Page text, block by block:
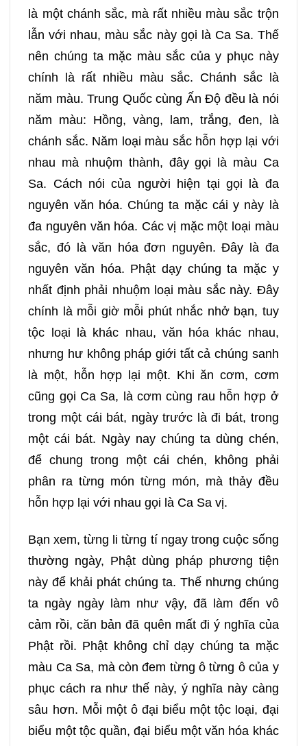
là một chánh sắc, mà rất nhiều màu sắc trộn
lẫn với nhau, màu sắc này gọi là Ca Sa. Thế
nên chúng ta mặc màu sắc của y phục này
chính là rất nhiều màu sắc. Chánh sắc là
năm màu. Trung Quốc cùng Ấn Độ đều là nói
năm màu: Hồng, vàng, lam, trắng, đen, là
chánh sắc. Năm loại màu sắc hỗn hợp lại với
nhau mà nhuộm thành, đây gọi là màu Ca
Sa. Cách nói của người hiện tại gọi là đa
nguyên văn hóa. Chúng ta mặc cái y này là
đa nguyên văn hóa. Các vị mặc một loại màu
sắc, đó là văn hóa đơn nguyên. Đây là đa
nguyên văn hóa. Phật dạy chúng ta mặc y
nhất định phải nhuộm loại màu sắc này. Đây
chính là mỗi giờ mỗi phút nhắc nhở bạn, tuy
tộc loại là khác nhau, văn hóa khác nhau,
nhưng hư không pháp giới tất cả chúng sanh
là một, hỗn hợp lại một. Khi ăn cơm, cơm
cũng gọi Ca Sa, là cơm cùng rau hỗn hợp ở
trong một cái bát, ngày trước là đi bát, trong
một cái bát. Ngày nay chúng ta dùng chén,
để chung trong một cái chén, không phải
phân ra từng món từng món, mà thảy đều
hỗn hợp lại với nhau gọi là Ca Sa vị.
Bạn xem, từng li từng tí ngay trong cuộc sống
thường ngày, Phật dùng pháp phương tiện
này để khải phát chúng ta. Thế nhưng chúng
ta ngày ngày làm như vậy, đã làm đến vô
cảm rồi, căn bản đã quên mất đi ý nghĩa của
Phật rồi. Phật không chỉ dạy chúng ta mặc
màu Ca Sa, mà còn đem từng ô từng ô của y
phục cách ra như thế này, ý nghĩa này càng
sâu hơn. Mỗi một ô đại biểu một tộc loại, đại
biểu một tộc quần, đại biểu một văn hóa khác